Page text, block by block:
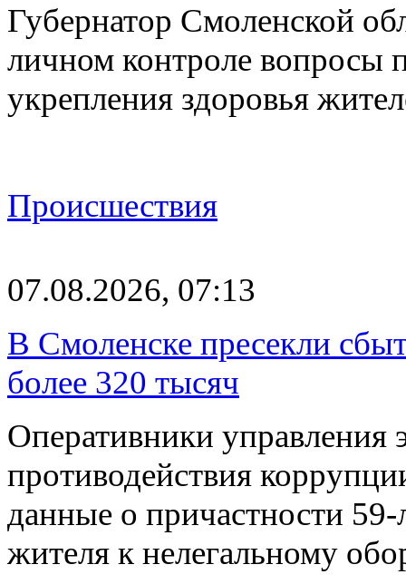
Губернатор Смоленской
личном контроле вопросы
укрепления здоровья
Происшествия
07.08.2026, 07:13
В Смоленске пресекли
более 320 тысяч
Оперативники управления
противодействия
данные о причастности 59-
жителя к нелегальному